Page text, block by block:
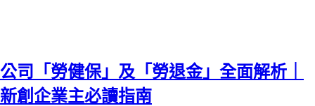
公司「勞健保」及「勞退金」全面解析｜
新創企業主必讀指南